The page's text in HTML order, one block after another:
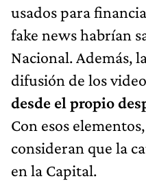
usados para
fake news habrían
Nacional. Además,
difusión de los
desde el propio
Con esos
consideran que la
en la Capital.